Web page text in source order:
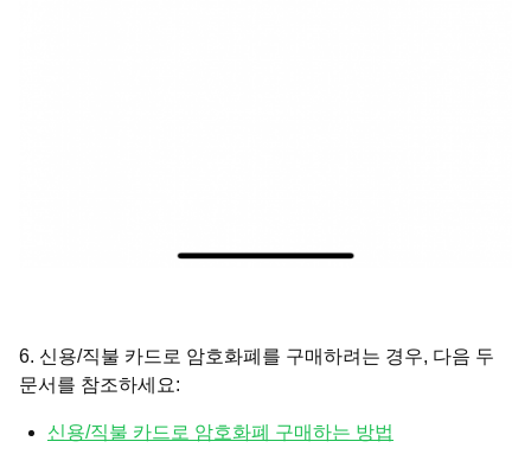
6. 신용/직불 카드로 암호화폐를 구매하려는 경우, 다음 두
문서를 참조하세요:
신용/직불 카드로 암호화폐 구매하는 방법